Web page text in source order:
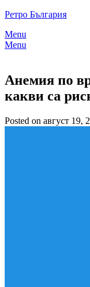
Skip
content
Ретро България
Menu
Menu
Анемия по
какви са
Posted on август 19,